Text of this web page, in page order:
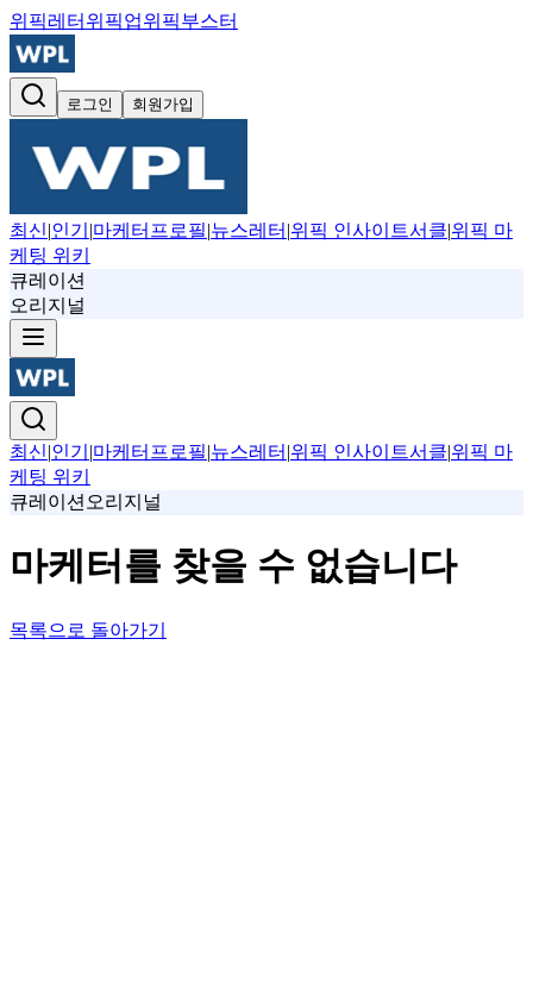
위픽레터 위픽업위픽부스터
로그인 회원가입
최신|인기 |마케터프로필|뉴스레터 |위픽 인사이트서클|위픽 마
케팅 위키
큐레이션
오리지널
최신|인기 |마케터프로필|뉴스레터 |위픽 인사이트서클|위픽 마
케팅 위키
큐레이션 오리지널
마케터를 찾을 수 없습니다
목록으로 돌아가기